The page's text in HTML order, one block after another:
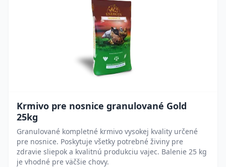
Krmivo pre nosnice granulované Gold
25kg
Granulované kompletné krmivo vysokej kvality určené
pre nosnice. Poskytuje všetky potrebné živiny pre
zdravie sliepok a kvalitnú produkciu vajec. Balenie 25 kg
je vhodné pre väčšie chovy.